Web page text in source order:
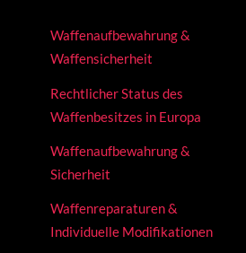
Waffenaufbewahrung &
Waffensicherheit
Rechtlicher Status des
Waffenbesitzes in Europa
Waffenaufbewahrung &
Sicherheit
Waffenreparaturen &
Individuelle Modifikationen